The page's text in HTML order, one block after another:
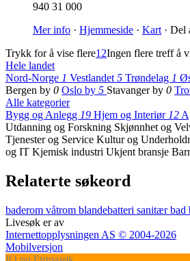
940 31 000
Mer info · Hjemmeside · Kart · Del
Trykk for å vise flere1 2Ingen flere treff å
Hele landet
Nord-Norge 1 Vestlandet 5 Trøndelag 1
Bergen by 0 Oslo by 5 Stavanger by 0
Alle kategorier
Bygg og Anlegg 19 Hjem og Interiør 12
Utdanning og Forskning Skjønnhet og
Tjenester og Service Kultur og
og IT Kjemisk industri Ukjent bransje
Relaterte søkeord
baderom våtrom blandebatteri sanitærbad
Livesøk er av
Internettopplysningen AS © 2004-2026
Mobilversjon